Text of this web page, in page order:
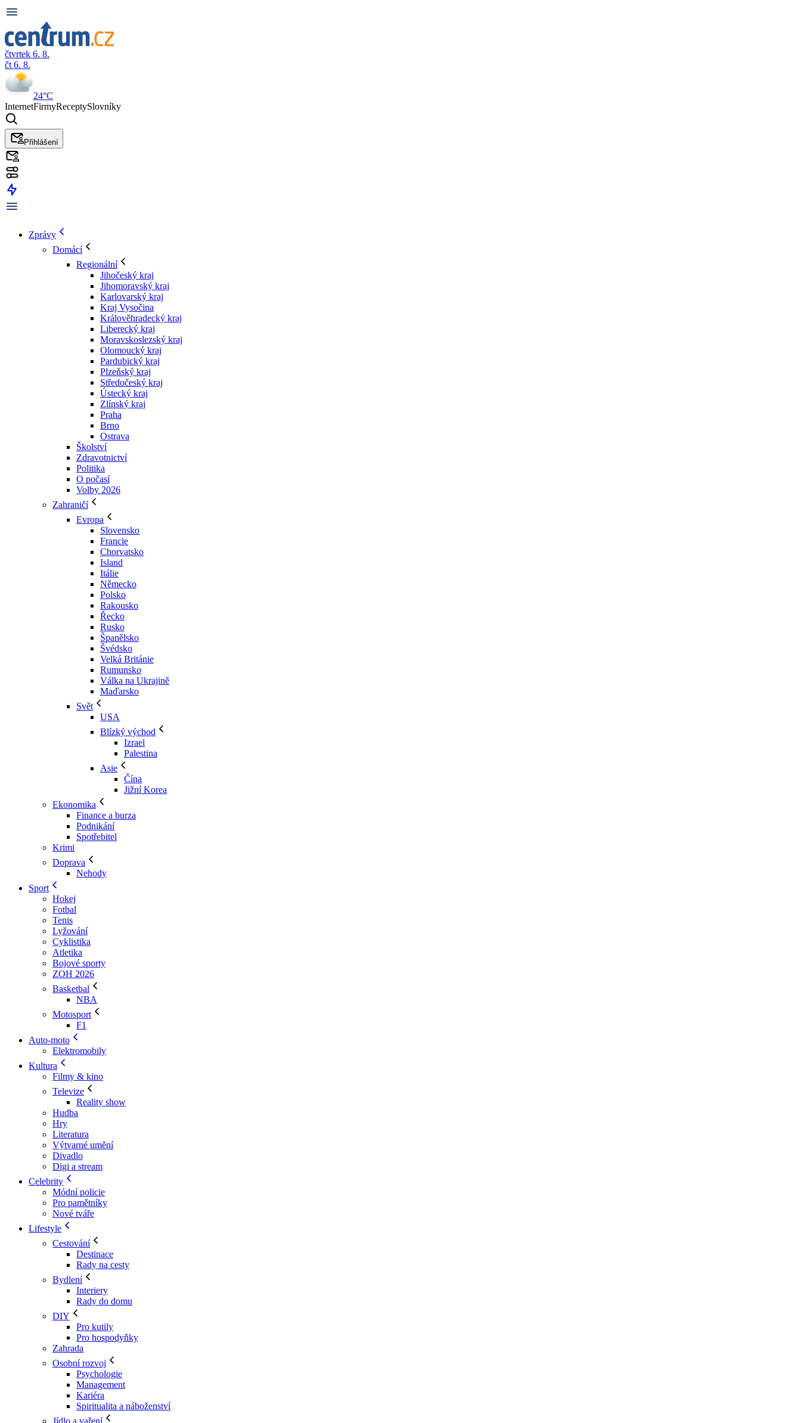
čtvrtek 6. 8.
čt 6. 8.
24°C
InternetFirmyReceptySlovníky
Přihlášení
Zprávy
Domácí
Regionální
Jihočeský kraj
Jihomoravský kraj
Karlovarský kraj
Kraj Vysočina
Králověhradecký kraj
Liberecký kraj
Moravskoslezský kraj
Olomoucký kraj
Pardubický kraj
Plzeňský kraj
Středočeský kraj
Ústecký kraj
Zlínský kraj
Praha
Brno
Ostrava
Školství
Zdravotnictví
Politika
O počasí
Volby 2026
Zahraničí
Evropa
Slovensko
Francie
Chorvatsko
Island
Itálie
Německo
Polsko
Rakousko
Řecko
Rusko
Španělsko
Švédsko
Velká Británie
Rumunsko
Válka na Ukrajině
Maďarsko
Svět
USA
Blízký východ
Izrael
Palestina
Asie
Čína
Jižní Korea
Ekonomika
Finance a burza
Podnikání
Spotřebitel
Krimi
Doprava
Nehody
Sport
Hokej
Fotbal
Tenis
Lyžování
Cyklistika
Atletika
Bojové sporty
ZOH 2026
Basketbal
NBA
Motosport
F1
Auto-moto
Elektromobily
Kultura
Filmy & kino
Televize
Reality show
Hudba
Hry
Literatura
Výtvarné umění
Divadlo
Digi a stream
Celebrity
Módní policie
Pro pamětníky
Nové tváře
Lifestyle
Cestování
Destinace
Rady na cesty
Bydlení
Interiery
Rady do domu
DIY
Pro kutily
Pro hospodyňky
Zahrada
Osobní rozvoj
Psychologie
Management
Kariéra
Spiritualita a náboženství
Jídlo a vaření